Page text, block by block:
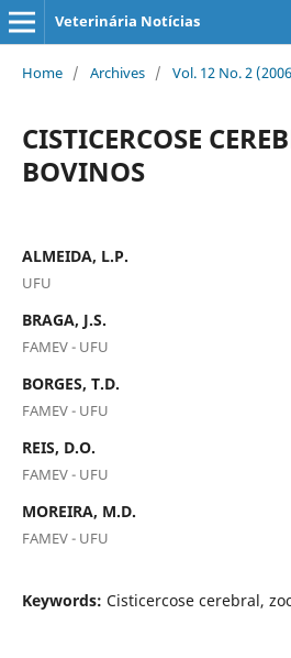
Veterinária Notícias
Home / Archives / Vol. 12 No. 2
CISTICERCOSE
BOVINOS
ALMEIDA, L.P.
UFU
BRAGA, J.S.
FAMEV - UFU
BORGES, T.D.
FAMEV - UFU
REIS, D.O.
FAMEV - UFU
MOREIRA, M.D.
FAMEV - UFU
Keywords: Cisticercose cerebral,